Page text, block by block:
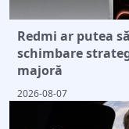
Redmi ar putea
schimbare
majoră
2026-08-07